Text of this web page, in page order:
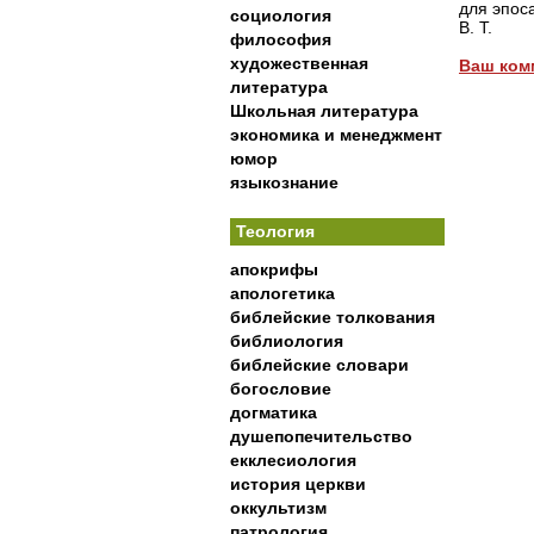
социология
философия
художественная
литература
Школьная литература
экономика и менеджмент
юмор
языкознание
Теология
апокрифы
апологетика
библейские толкования
библиология
библейские словари
богословие
догматика
душепопечительство
екклесиология
история церкви
оккультизм
для
В. Т.
Ваш